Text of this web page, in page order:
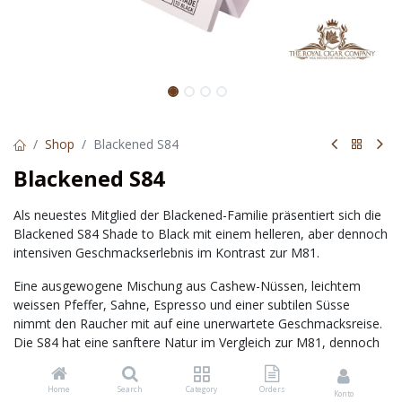
Home Search Category Orders Konto
Shop Blackened S84
Blackened S84
Als neuestes Mitglied der Blackened-Familie präsentiert sich die
Blackened S84 Shade to Black mit einem helleren, aber dennoch
intensiven Geschmackserlebnis im Kontrast zur M81.
Eine ausgewogene Mischung aus Cashew-Nüssen, leichtem
weissen Pfeffer, Sahne, Espresso und einer subtilen Süsse
nimmt den Raucher mit auf eine unerwartete Geschmacksreise.
Die S84 hat eine sanftere Natur im Vergleich zur M81, dennoch
bietet die S84 einen vollen Körper dank dem raffinierten Blend.
Mit ihrem seidigen Ecuadorian Connecticut Shade Wrapper